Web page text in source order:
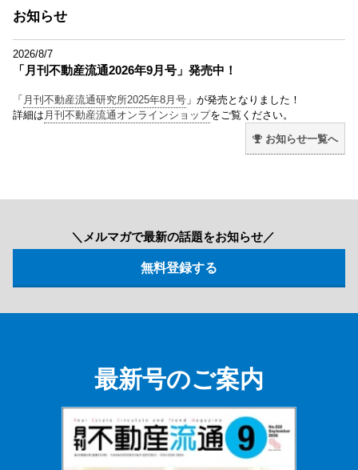
お知らせ
2026/8/7
「月刊不動産流通2026年9月号」発売中！
「 月刊不動産流通研究所2025年8月号 」が発売となりました！
詳細は 月刊不動産流通オンラインショップをご覧ください。
お知らせ一覧へ
＼メルマガで最新の話題をお知らせ／
最新号のご案内